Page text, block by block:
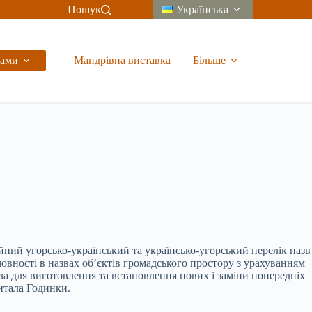
Пошук Українська
Мандрівна виставка Більше
угорсько-український та українсько-угорський перелік назв
в назвах об’єктів громадського простору з урахуванням
для виготовлення та встановлення нових і заміни попередніх
Годинки.